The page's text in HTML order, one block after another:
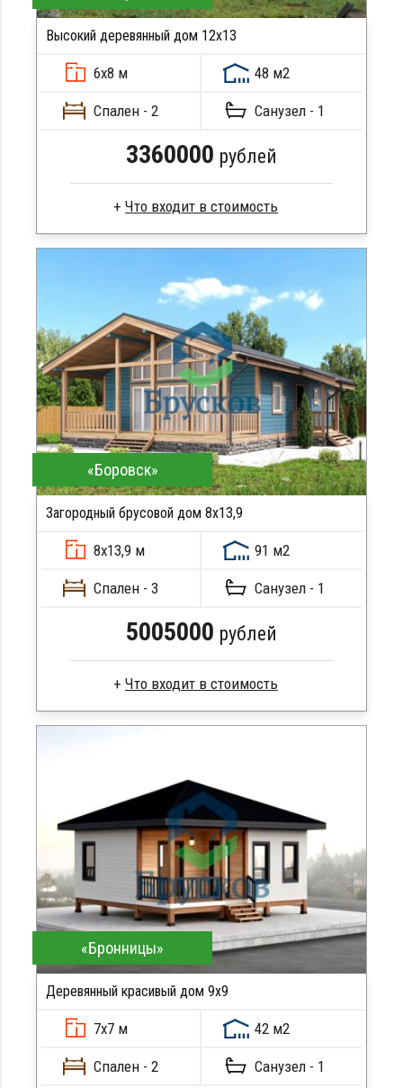
Высокий деревянный дом 12х13
6х8 м 48 м2
Спален - 2 Санузел - 1
3360000 рублей
Кровля металлочерепица
Метизы, саморезы, гвозди
Сборка на березовые нагеля, джут
Металлические сваи 108 диаметр
ПОДРОБНЕЕ
«Боровск»
Загородный брусовой дом 8х13,9
8х13,9 м 91 м2
Спален - 3 Санузел - 1
5005000 рублей
Метизы, саморезы, гвозди
Сборка на березовые нагеля, джут
Металлические сваи 108 диаметр
ПОДРОБНЕЕ
«Бронницы»
Деревянный красивый дом 9х9
7х7 м 42 м2
Спален - 2 Санузел - 1